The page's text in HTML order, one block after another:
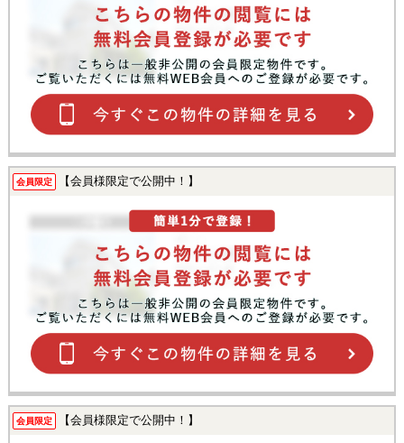
会員限定 【会員様限定で公開中！】
会員限定 【会員様限定で公開中！】